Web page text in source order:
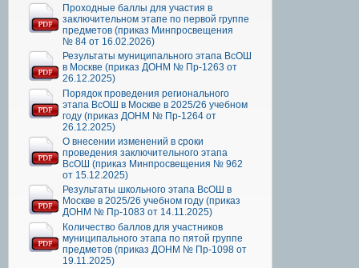
Проходные баллы для участия в
заключительном этапе по первой группе
предметов (приказ Минпросвещения
№ 84 от 16.02.2026)
Результаты муниципального этапа ВсОШ
в Москве (приказ ДОНМ № Пр-1263 от
26.12.2025)
Порядок проведения регионального
этапа ВсОШ в Москве в 2025/26 учебном
году (приказ ДОНМ № Пр-1264 от
26.12.2025)
О внесении изменений в сроки
проведения заключительного этапа
ВсОШ (приказ Минпросвещения № 962
от 15.12.2025)
Результаты школьного этапа ВсОШ в
Москве в 2025/26 учебном году (приказ
ДОНМ № Пр-1083 от 14.11.2025)
Количество баллов для участников
муниципального этапа по пятой группе
предметов (приказ ДОНМ № Пр-1098 от
19.11.2025)